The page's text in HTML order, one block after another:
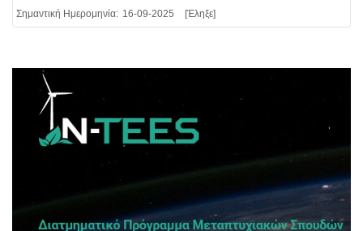
Σημαντική Ημερομηνία: 16-09-2025 [Έληξε]